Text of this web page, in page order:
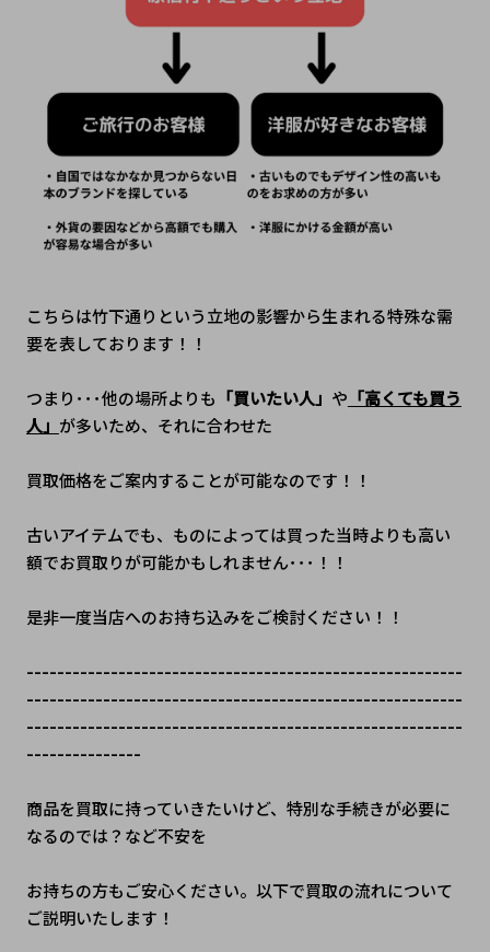
こちらは竹下通りという立地の影響から生まれる特殊な需
要を表しております！！
つまり･･･他の場所よりも 「買いたい人」 や 「高くても買う
人」 が多いため、それに合わせた
買取価格をご案内することが可能なのです！！
古いアイテムでも、ものによっては買った当時よりも高い
額でお買取りが可能かもしれません･･･！！
是非一度当店へのお持ち込みをご検討ください！！
---------------------------------------------------------
---------------------------------------------------------
---------------------------------------------------------
---------------
商品を買取に持っていきたいけど、特別な手続きが必要に
なるのでは？など不安を
お持ちの方もご安心ください。以下で買取の流れについて
ご説明いたします！